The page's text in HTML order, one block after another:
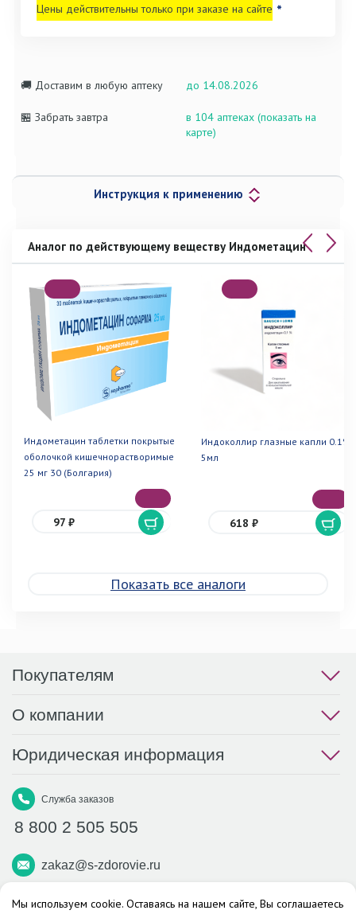
Цены действительны только при заказе на сайте *
🚚 Доставим в любую аптеку до 14.08.2026
🏪 Забрать завтра
в 104 аптеках (показать на
карте)
Инструкция к применению
Аналог по действующему веществу Индометацин
Индометацин таблетки покрытые
оболочкой кишечнорастворимые
25 мг 30 (Болгария)
97 ₽
Индоколлир глазные капли 0.1%
5мл
618 ₽
Показать все аналоги
Покупателям
О компании
Юридическая информация
Служба заказов
8 800 2 505 505
zakaz@s-zdorovie.ru
Макс Вконтакте Телеграм
Мы используем cookie. Оставаясь на нашем сайте, Вы соглашаетесь